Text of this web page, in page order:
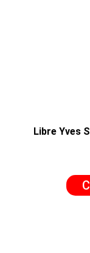
Libre Yves